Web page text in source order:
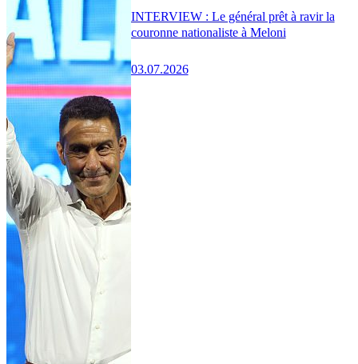
INTERVIEW : Le général prêt à ravir la
couronne nationaliste à Meloni
03.07.2026